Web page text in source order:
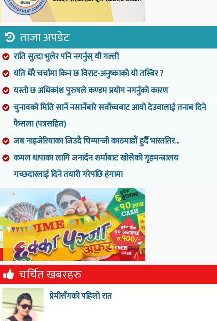
ताजा अपडेट
राति सुत्दा भुलेर पनि नगर्नुस् यी गल्ती
यति धेरै चर्चामा किन छ विराट-अनुष्काको यो तस्बिर ?
यस्तो छ अधिकांश पुरुषले कण्डम प्रयोग नगर्नुको कारण
चुनावको मिति सार्ने नसार्नेबारे सर्वोच्चबाट आयो देउवालाई तनाब दिने
फैसला (पत्रसहित)
जब नाइजेरियाका जिउदै चिम्पान्जी काठमाडौं हुदैँ भारततिर...
कमल थापाका लागि जनार्दन शर्माबाट खोसेको गृहमन्त्रालय
गच्छदारलाई दिने तयारी गरेपछि हंगामा
चर्चित खबरहरु
प्रेमीसँगको पहिलो रात